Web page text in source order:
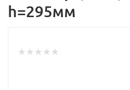
h=295мм